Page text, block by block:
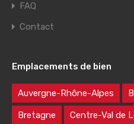
FAQ
Contact
Emplacements de bien
Auvergne-Rhône-Alpes
Bretagne Centre-Val de